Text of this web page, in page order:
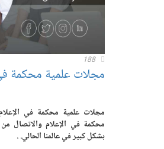
188
مجلات علمية محكمة
مجلات علمية محكمة في
محكمة في الإعلام والاتصال من
بشكل كبير في عالمنا الحالي. .